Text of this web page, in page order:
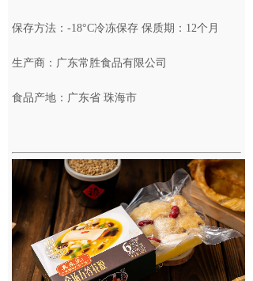
保存方法：-18°C冷冻保存 保质期： 12个月
生产商：广东常胜食品有限公司
食品产地：广东省 珠海市